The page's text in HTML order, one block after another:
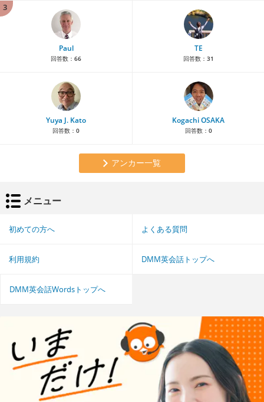
3
Paul
回答数： 66
TE
回答数： 31
Yuya J. Kato
回答数： 0
Kogachi OSAKA
回答数： 0
アンカー一覧
メニュー
初めての方へ よくある質問
利用規約 DMM英会話トップへ
DMM英会話Wordsトップへ